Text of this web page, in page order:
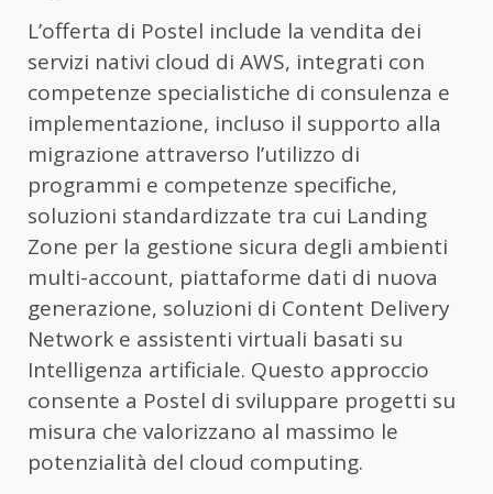
L’offerta di Postel include la vendita dei
servizi nativi cloud di AWS, integrati con
competenze specialistiche di consulenza e
implementazione, incluso il supporto alla
migrazione attraverso l’utilizzo di
programmi e competenze specifiche,
soluzioni standardizzate tra cui Landing
Zone per la gestione sicura degli ambienti
multi-account, piattaforme dati di nuova
generazione, soluzioni di Content Delivery
Network e assistenti virtuali basati su
Intelligenza artificiale. Questo approccio
consente a Postel di sviluppare progetti su
misura che valorizzano al massimo le
potenzialità del cloud computing.